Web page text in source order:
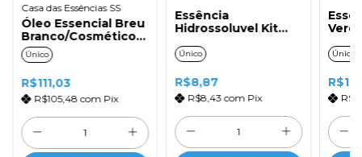
Casa das Essências SS
Óleo Essencial Breu
Branco/Cosmético
(10ml)
Único
R$111,03
R$105,48 com Pix
Essência
Hidrossoluvel Kit
Único
R$8,87
R$8,43com Pix
Único